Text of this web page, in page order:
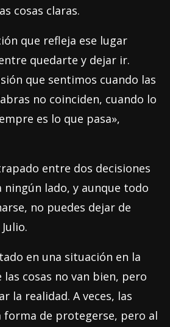
cosas claras.
que refleja ese lugar
quedarte y dejar ir.
que sentimos cuando las
no coinciden, cuando lo
es lo que pasa»,
entre dos decisiones
ningún lado, y aunque todo
no puedes dejar de
en una situación en la
las cosas no van bien, pero
la realidad. A veces, las
forma de protegerse, pero al